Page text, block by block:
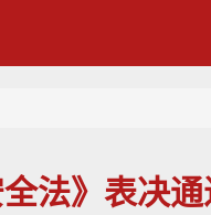
法》表决